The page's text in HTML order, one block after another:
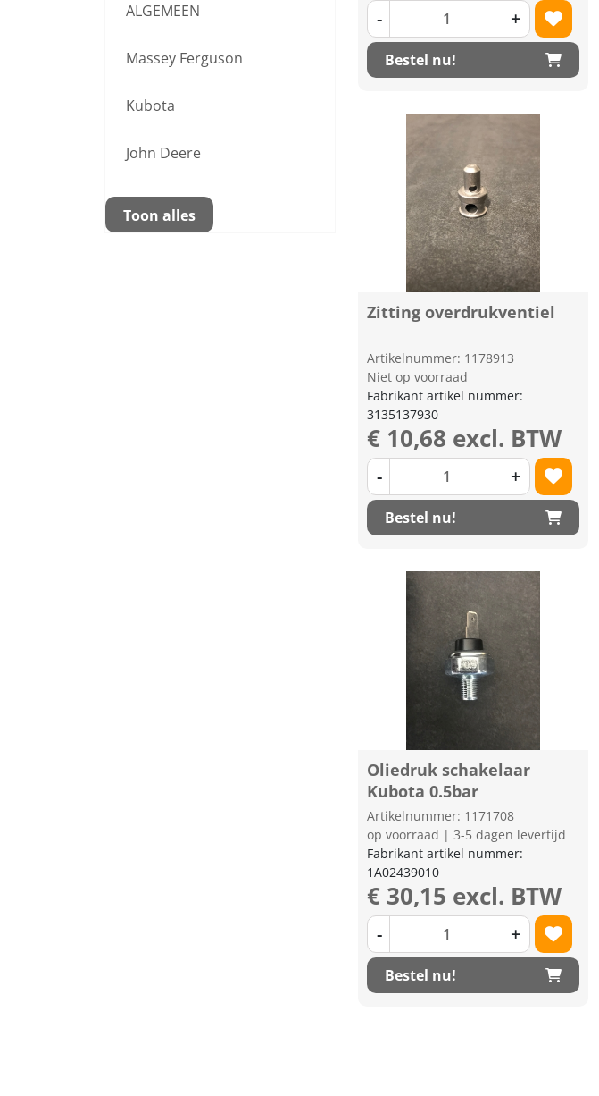
ALGEMEEN
Massey Ferguson
Kubota
John Deere
Toon alles
- +
Bestel nu!
Zitting overdrukventiel
Artikelnummer: 1178913
Niet op voorraad
Fabrikant artikel nummer:
3135137930
€ 10,68 excl. BTW
- +
Bestel nu!
Oliedruk schakelaar
Kubota 0.5bar
Artikelnummer: 1171708
op voorraad | 3-5 dagen levertijd
Fabrikant artikel nummer:
1A02439010
€ 30,15 excl. BTW
- +
Bestel nu!